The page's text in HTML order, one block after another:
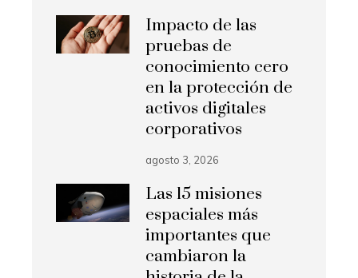
Impacto de las
pruebas de
conocimiento cero
en la protección de
activos digitales
corporativos
agosto 3, 2026
Las 15 misiones
espaciales más
importantes que
cambiaron la